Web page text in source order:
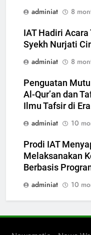
adminiat
8
IAT Hadiri
Syekh Nurjati
adminiat
8
Penguatan
Al-Qur’an dan
Ilmu Tafsir di
adminiat
10
Prodi IAT
Melaksanakan
Berbasis
adminiat
10